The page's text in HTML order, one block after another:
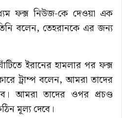
ফক্স নিউজ-কে দেওয়া এক
বলেন, তেহরানকে এর জন্য
ইরানের হামলার পর ফক্স
ট্রাম্প বলেন, আমরা তাদের
আমরা তাদের ওপর প্রচণ্ড
মূল্য দেবে।